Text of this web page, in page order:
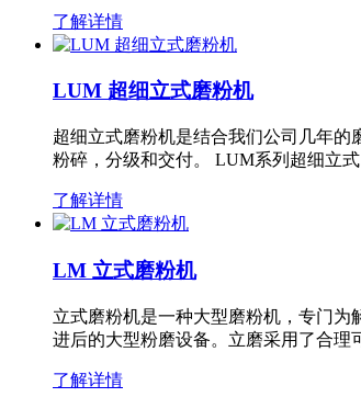
了解详情
LUM 超细立式磨粉机
超细立式磨粉机是结合我们公司几年
粉碎，分级和交付。 LUM系列超细立
了解详情
LM 立式磨粉机
立式磨粉机是一种大型磨粉机，专门
进后的大型粉磨设备。立磨采用了合理
了解详情